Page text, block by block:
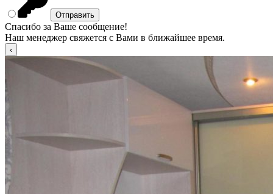
Спасибо за Ваше сообщение!
Наш менеджер свяжется с Вами в ближайшее время.